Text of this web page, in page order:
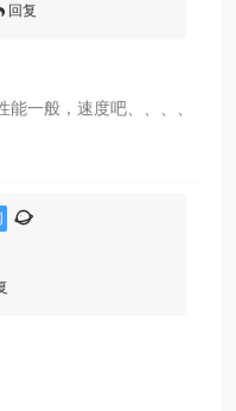
回复
一般，速度吧、、、、